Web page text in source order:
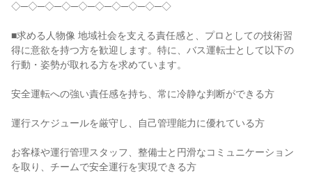
◇─◇─◇─◇─◇─◇─◇─◇─◇─◇
■求める人物像 地域社会を支える責任感と、プロとしての技術習
得に意欲を持つ方を歓迎します。特に、バス運転士として以下の
行動・姿勢が取れる方を求めています。
安全運転への強い責任感を持ち、常に冷静な判断ができる方
運行スケジュールを厳守し、自己管理能力に優れている方
お客様や運行管理スタッフ、整備士と円滑なコミュニケーション
を取り、チームで安全運行を実現できる方